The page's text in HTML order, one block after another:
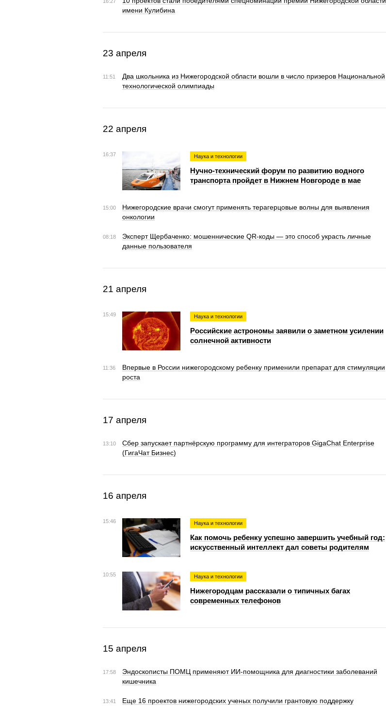
имени Кулибина
23 апреля
11:51
Два школьника из Нижегородской области вошли в число призеров Национальной
технологической олимпиады
22 апреля
16:37 Наука и технологии
Нучно-технический форум по развитию водного
транспорта пройдет в Нижнем Новгороде в мае
15:00
Нижегородские врачи смогут применять терагерцовые волны для выявления
онкологии
08:18
Эксперт Щербаченко: мошеннические QR-коды — это способ украсть личные
данные пользователя
21 апреля
15:49 Наука и технологии
Российские астрономы заявили о заметном усилении
солнечной активности
11:36
Впервые в России нижегородскому ребенку применили препарат для стимуляции
роста
17 апреля
13:10
Сбер запускает партнёрскую программу для интеграторов GigaChat Enterprise
(ГигаЧат Бизнес)
16 апреля
15:46 Наука и технологии
Как помочь ребенку успешно завершить учебный год:
искусственный интеллект дал советы родителям
10:55 Наука и технологии
Нижегородцам рассказали о типичных багах
современных телефонов
15 апреля
17:58
Эндоскописты ПОМЦ применяют ИИ-помощника для диагностики заболеваний
кишечника
13:41
Еще 16 проектов нижегородских ученых получили грантовую поддержку